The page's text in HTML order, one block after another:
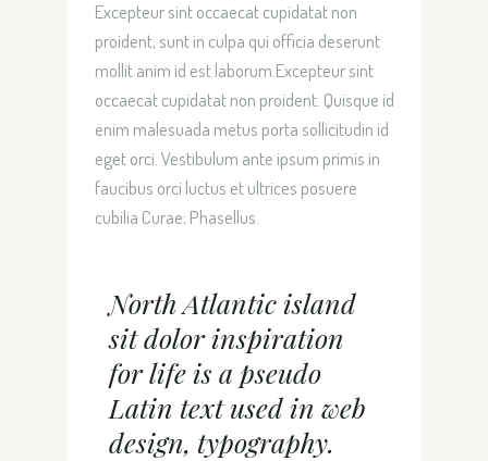
Excepteur sint occaecat cupidatat non
proident, sunt in culpa qui officia deserunt
mollit anim id est laborum.Excepteur sint
occaecat cupidatat non proident. Quisque id
enim malesuada metus porta sollicitudin id
eget orci. Vestibulum ante ipsum primis in
faucibus orci luctus et ultrices posuere
cubilia Curae; Phasellus.
North Atlantic island
sit dolor inspiration
for life is a pseudo
Latin text used in web
design, typography.